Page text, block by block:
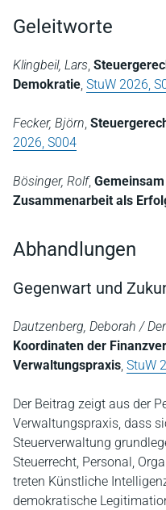
Geleitworte
Klingbeil, Lars,
Demokratie, StuW 2026,
Fecker, Björn,
2026, S004
Bösinger, Rolf,
Zusammenarbeit als
Abhandlungen
Gegenwart und
Dautzenberg, Deborah /
Koordinaten der
Verwaltungspraxis, StuW
Der Beitrag zeigt aus der
Verwaltungspraxis, dass
Steuerverwaltung
Steuerrecht, Personal,
treten Künstliche
demokratische